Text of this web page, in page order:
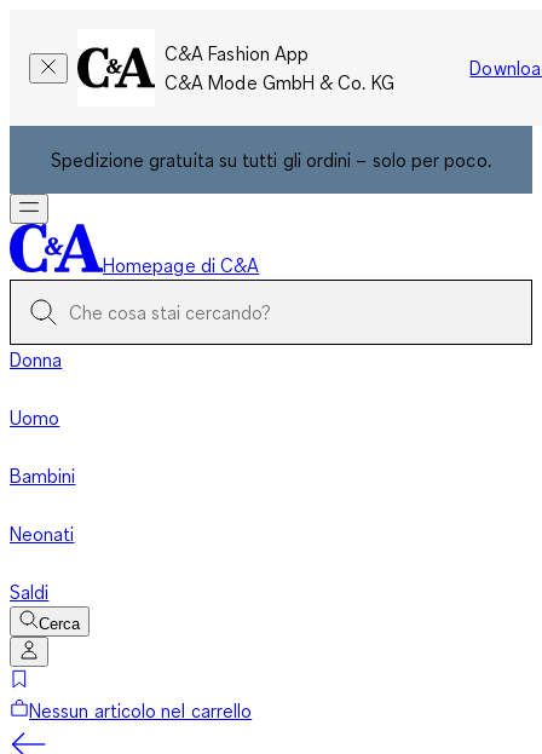
C&A Fashion App
C&A Mode GmbH & Co. KG
Spedizione gratuita su tutti gli ordini – solo per poco.
Homepage di C&A
Donna
Uomo
Bambini
Neonati
Saldi
Cerca
Nessun articolo nel carrello